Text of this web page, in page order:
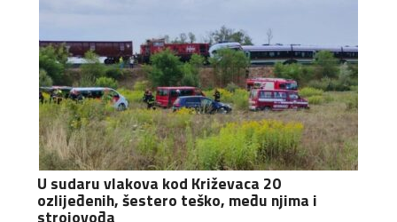
U sudaru vlakova kod Križevaca 20
ozlijeđenih, šestero teško, među njima i